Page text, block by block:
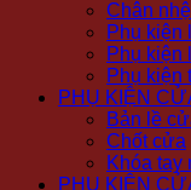
Chân
Phụ kiện
Phụ kiện
Phụ kiện
PHỤ KIỆN
Bản lề
Chốt cửa
Khóa tay
PHỤ KIỆN